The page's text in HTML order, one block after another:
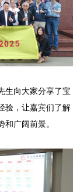
生向大家分享了宝
验，让嘉宾们了解
广阔前景。